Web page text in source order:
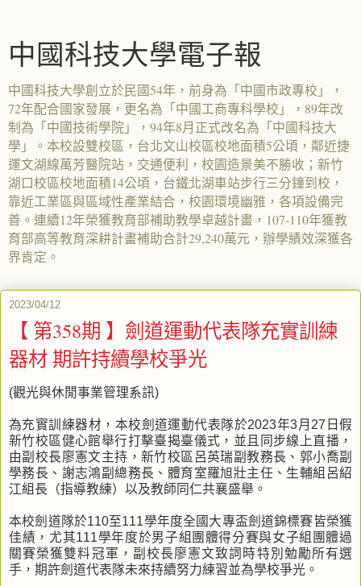
中國科技大學電子報
中國科技大學創立於民國54年，前身為「中國市政專校」，
72年配合國家發展，更名為「中國工商專科學校」，89年改
制為「中國技術學院」，94年8月正式改名為「中國科技大
學」。本校設雙校區，台北文山校區校地面積5公頃，鄰近捷
運文湖線萬芳醫院站，交通便利，校園造景美不勝收；新竹
湖口校區校地面積14公頃，台鐵北湖車站步行三分鐘到校，
靠近工業區與區域性產業結合，校園環境幽雅，各項設備完
善。連續12年榮獲教育部補助教學卓越計畫，107-110年獲教
育部高等教育深耕計畫補助合計29,240萬元，辦學績效深獲各
界肯定。
2023/04/12
【 第358期 】劍道運動代表隊充實訓練
器材 期許持續學校爭光
(觀光與休閒事業管理系訊)
為充實訓練器材，本校劍道運動代表隊於2023年3月27日假
新竹校區健心館舉行打擊臺揭臺儀式，並且同步線上直播，
由副校長廖憲文主持，新竹校區呂英瑞副教務長、郭小喬副
學務長、謝志鴻副總務長、體育室羅旭壯主任、生輔組呂紹
江組長（指導教練）以及教師同仁共襄盛舉。
本校劍道隊於110至111學年度全國大專盃劍道錦標賽皆榮獲
佳績，尤其111學年度於男子組團體得分賽與女子組團體過
關賽榮獲雙料冠軍，副校長廖憲文致詞時特別勉勵所有選
手，期許劍道代表隊未來持續努力練習並為學校爭光。